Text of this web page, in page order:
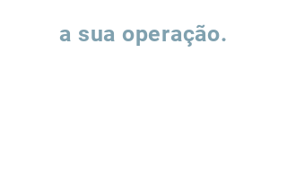
a sua operação.